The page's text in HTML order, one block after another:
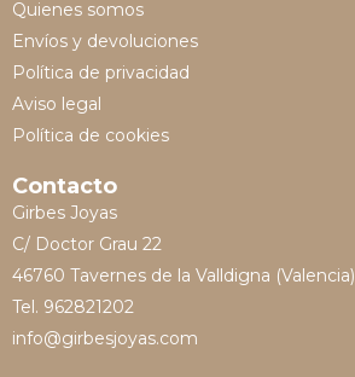
Quienes somos
Envíos y devoluciones
Política de privacidad
Aviso legal
Política de cookies
Contacto
Girbes Joyas
C/ Doctor Grau 22
46760 Tavernes de la Valldigna (Valencia)
Tel. 962821202
info@girbesjoyas.com